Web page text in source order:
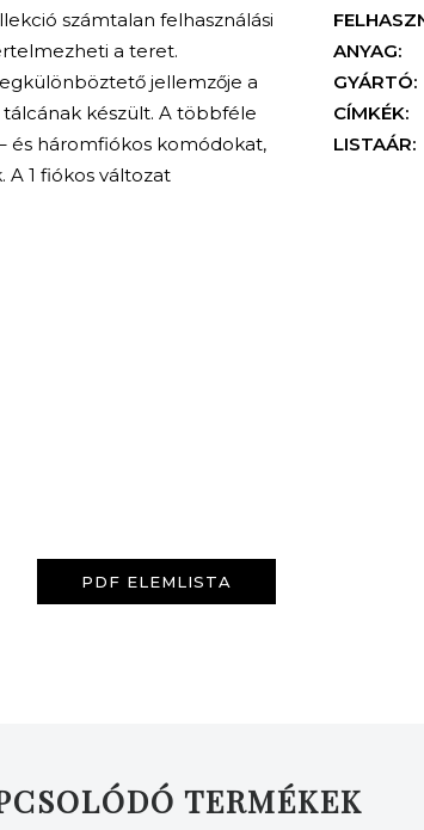
számtalan felhasználási
a teret.
jellemzője a
készült. A többféle
és háromfiókos komódokat,
1 fiókos változat
ANYAG:
GYÁRTÓ:
CÍMKÉK:
LISTAÁR:
PDF ELEMLISTA
TERMÉKEK